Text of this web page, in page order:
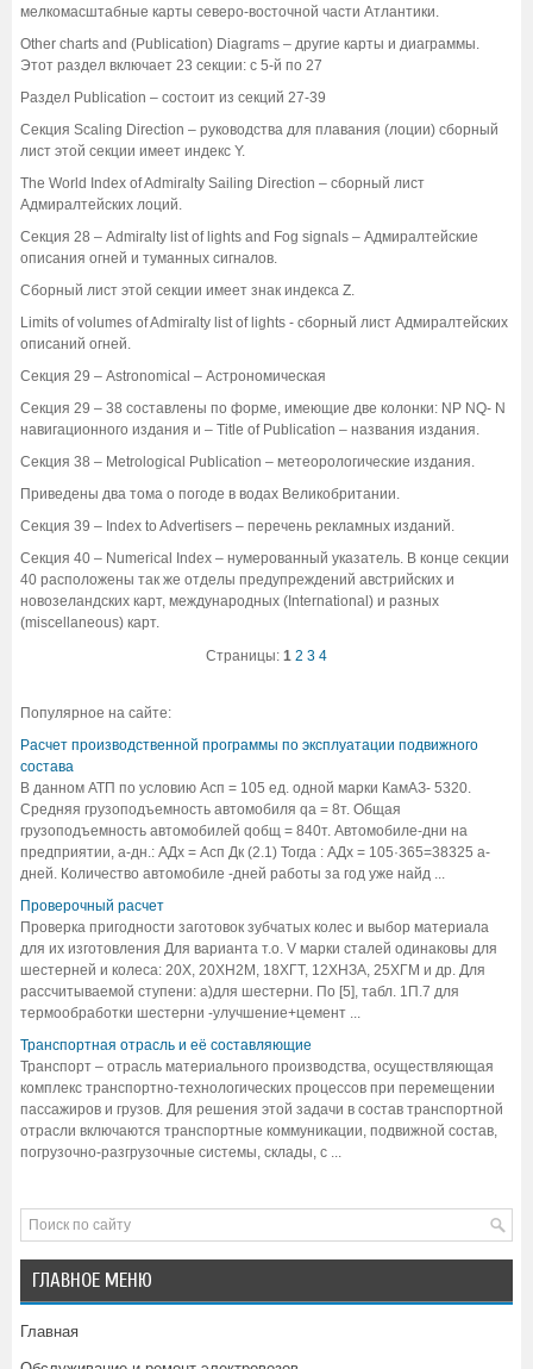
мелкомасштабные карты северо-восточной части Атлантики.
Other charts and (Publication) Diagrams – другие карты и диаграммы.
Этот раздел включает 23 секции: с 5-й по 27
Раздел Publication – состоит из секций 27-39
Секция Scaling Direction – руководства для плавания (лоции) сборный
лист этой секции имеет индекс Y.
The World Index of Admiralty Sailing Direction – сборный лист
Адмиралтейских лоций.
Секция 28 – Admiralty list of lights and Fog signals – Адмиралтейские
описания огней и туманных сигналов.
Сборный лист этой секции имеет знак индекса Z.
Limits of volumes of Admiralty list of lights - сборный лист Адмиралтейских
описаний огней.
Секция 29 – Astronomical – Астрономическая
Секция 29 – 38 составлены по форме, имеющие две колонки: NP NQ- N
навигационного издания и – Title of Publication – названия издания.
Секция 38 – Metrological Publication – метеорологические издания.
Приведены два тома о погоде в водах Великобритании.
Секция 39 – Index to Advertisers – перечень рекламных изданий.
Секция 40 – Numerical Index – нумерованный указатель. В конце секции
40 расположены так же отделы предупреждений австрийских и
новозеландских карт, международных (International) и разных
(miscellaneous) карт.
Страницы: 1 2 3 4
Популярное на сайте:
Расчет производственной программы по эксплуатации подвижного
состава
В данном АТП по условию Асп = 105 ед. одной марки КамАЗ- 5320.
Средняя грузоподъемность автомобиля qa = 8т. Общая
грузоподъемность автомобилей qобщ = 840т. Автомобиле-дни на
предприятии, а-дн.: АДх = Асп Дк (2.1) Тогда : АДх = 105·365=38325 а-
дней. Количество автомобиле -дней работы за год уже найд ...
Проверочный расчет
Проверка пригодности заготовок зубчатых колес и выбор материала
для их изготовления Для варианта т.о. V марки сталей одинаковы для
шестерней и колеса: 20Х, 20ХН2М, 18ХГТ, 12ХНЗА, 25ХГМ и др. Для
рассчитываемой ступени: а)для шестерни. По [5], табл. 1П.7 для
термообработки шестерни -улучшение+цемент ...
Транспортная отрасль и её составляющие
Транспорт – отрасль материального производства, осуществляющая
комплекс транспортно-технологических процессов при перемещении
пассажиров и грузов. Для решения этой задачи в состав транспортной
отрасли включаются транспортные коммуникации, подвижной состав,
погрузочно-разгрузочные системы, склады, с ...
ГЛАВНОЕ МЕНЮ
Главная